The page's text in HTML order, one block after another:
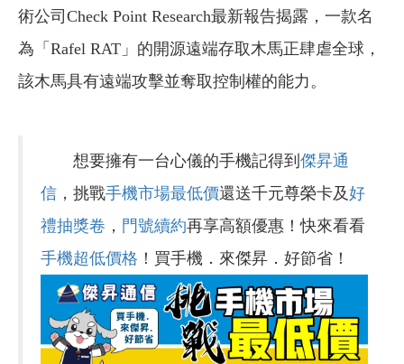
術公司Check Point Research最新報告揭露，一款名
為「Rafel RAT」的開源遠端存取木馬正肆虐全球，
該木馬具有遠端攻擊並奪取控制權的能力。
想要擁有一台心儀的手機記得到 傑昇通
信 ，挑戰手機市場最低價還送千元尊榮卡及好
禮抽獎卷 ， 門號續約再享高額優惠！快來看看
手機超低價格 ！買手機．來傑昇．好節省！